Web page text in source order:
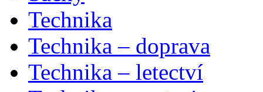
Technika
Technika – doprava
Technika – letectví